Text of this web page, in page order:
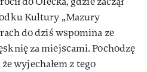
Kultury „Mazury
do dziś wspomina ze
za miejscami. Pochodzę
wyjechałem z tego